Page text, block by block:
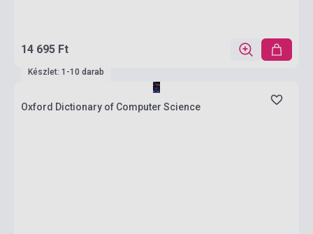
14 695 Ft
Készlet: 1-10 darab
Oxford Dictionary of Computer Science